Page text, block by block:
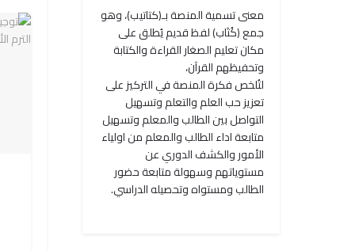
معنى تسمية المنصة بـ(كتاتيب)، وهو
جمع (كُتَاب) لفظ قديم يُطلق على
مكان تعليم الصغار القراءة والكتابة
وتحفيظهم القرآن،
لتُلخص فكرة المنصة في التركيز على
تعزيز حب العلم والتعلم وتسهيل
التواصل بين الطالب والمعلم وتسهيل
متابعة اداء الطالب والمعلم من اولياء
الأمور والكشف الدوري عن
مستوياتهم وسهولة متابعة حضور
الطالب ومستواه وتحصيله الدراسي.